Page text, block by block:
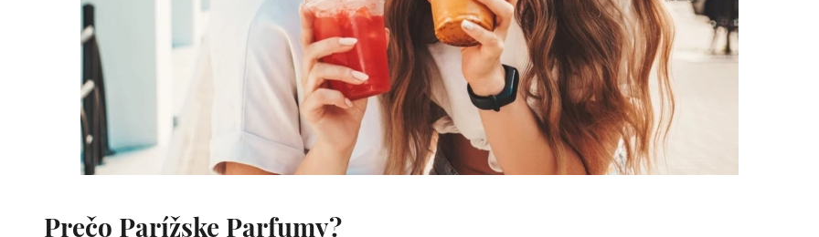
Prečo Parížske Parfumy?